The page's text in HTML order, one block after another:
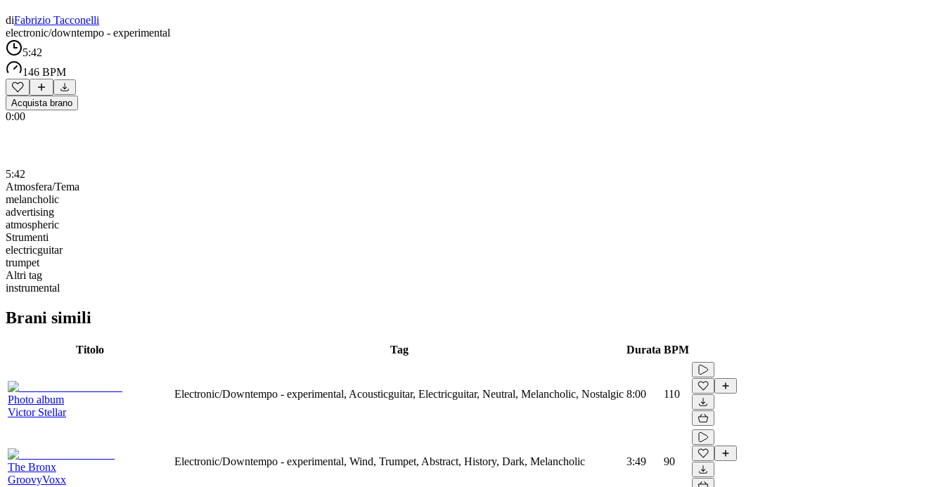
diFabrizio Tacconelli
electronic/downtempo - experimental
5:42
146 BPM
Acquista brano
0:00
5:42
Atmosfera/Tema
melancholic
advertising
atmospheric
Strumenti
electricguitar
trumpet
Altri tag
instrumental
Brani simili
Titolo Tag Durata BPM
Photo album
Victor Stellar
Electronic/Downtempo - experimental, Acousticguitar, Electricguitar, Neutral, Melancholic, Nostalgic 8:00 110
The Bronx
GroovyVoxx
Electronic/Downtempo - experimental, Wind, Trumpet, Abstract, History, Dark, Melancholic 3:49 90